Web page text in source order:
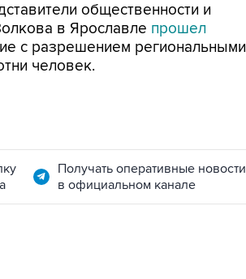
общественности и
в Ярославле прошел
с разрешением региональными
человек.
Получать оперативные новости
в официальном канале